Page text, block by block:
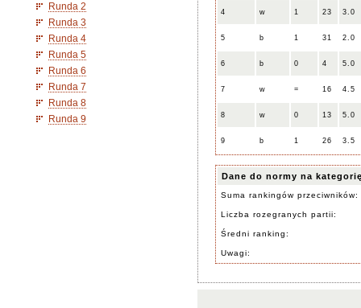
Runda 2
Runda 3
Runda 4
Runda 5
Runda 6
Runda 7
Runda 8
Runda 9
4 w 1 23 3.0
5 b 1 31 2.0
6 b 0 4 5.0
7 w = 16 4.5
8 w 0 13 5.0
9 b 1 26 3.5
Dane do normy na
Suma rankingów przeciwników:
Liczba rozegranych partii:
Średni ranking:
Uwagi: